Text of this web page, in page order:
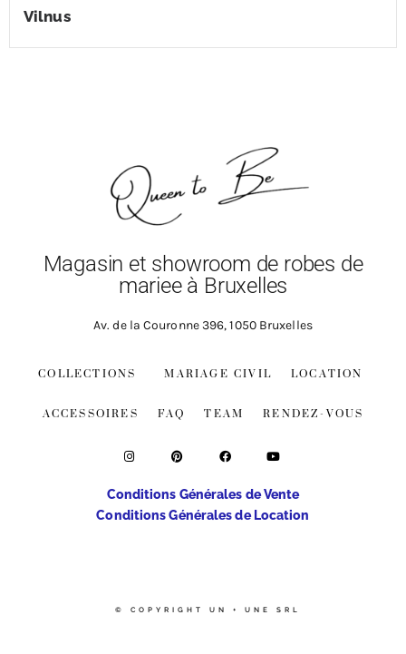
Vilnus
Magasin et showroom de robes de
mariee à Bruxelles
Av. de la Couronne 396, 1050 Bruxelles
COLLECTIONS MARIAGE CIVIL
LOCATION
ACCESSOIRES
FAQ TEAM RENDEZ-VOUS
Conditions Générales de Vente
Conditions Générales de Location
© COPYRIGHT UN + UNE SRL